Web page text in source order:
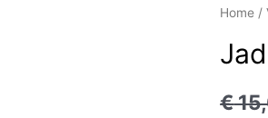
Home /
€